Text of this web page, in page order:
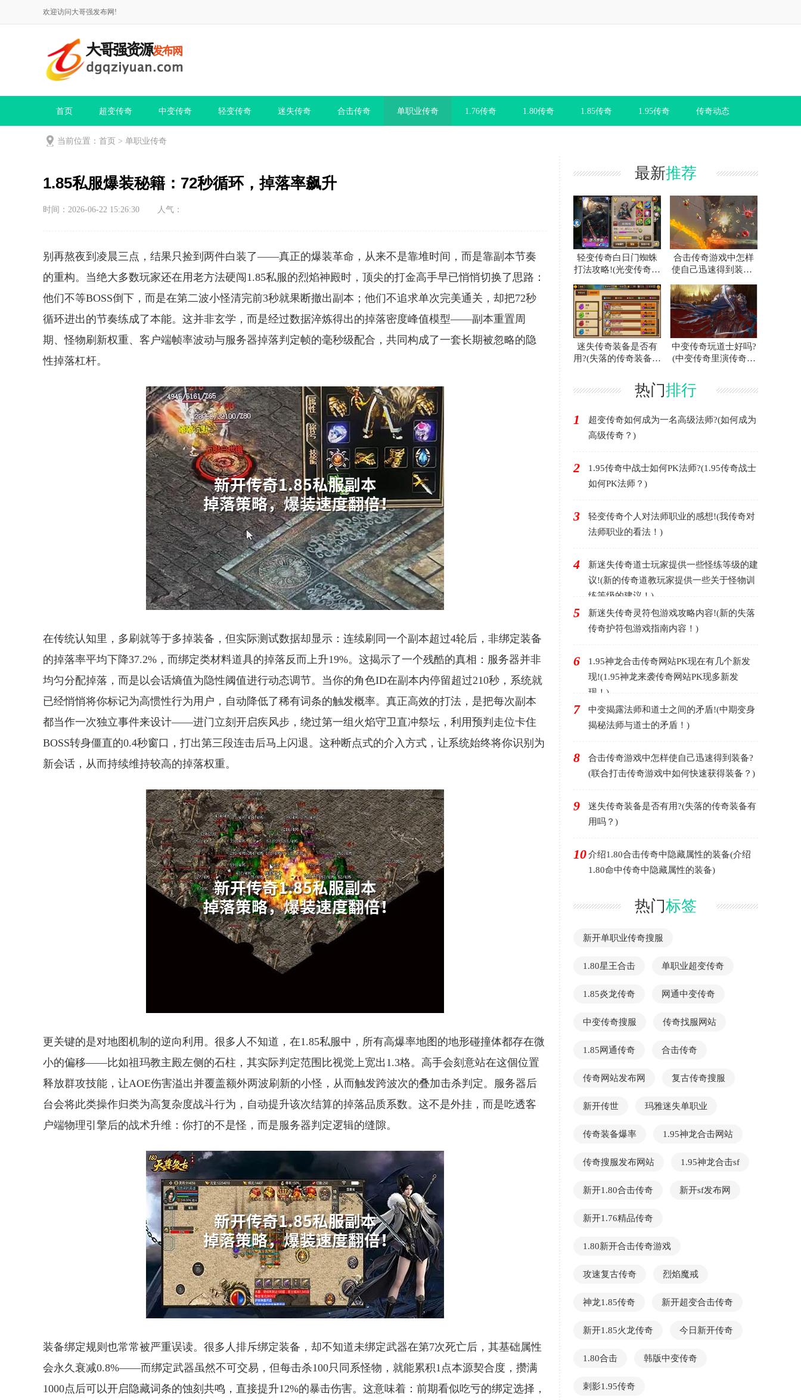
欢迎访问大哥强发布网!
首页 超变传奇 中变传奇 轻变传奇 迷失传奇 合击传奇 单职业传奇 1.76传奇 1.80传奇 1.85传奇 1.95传奇 传奇动态
当前位置： 首页 > 单职业传奇
1.85私服爆装秘籍：72秒循环，掉落率飙升
时间：2026-06-22 15:26:30 人气：
别再熬夜到凌晨三点，结果只捡到两件白装了——真正的爆装革命，从来不是靠堆时间，而是靠副本节奏
的重构。当绝大多数玩家还在用老方法硬闯1.85私服的烈焰神殿时，顶尖的打金高手早已悄悄切换了思路：
他们不等BOSS倒下，而是在第二波小怪清完前3秒就果断撤出副本；他们不追求单次完美通关，却把72秒
循环进出的节奏练成了本能。这并非玄学，而是经过数据淬炼得出的掉落密度峰值模型——副本重置周
期、怪物刷新权重、客户端帧率波动与服务器掉落判定帧的毫秒级配合，共同构成了一套长期被忽略的隐
性掉落杠杆。
在传统认知里，多刷就等于多掉装备，但实际测试数据却显示：连续刷同一个副本超过4轮后，非绑定装备
的掉落率平均下降37.2%，而绑定类材料道具的掉落反而上升19%。这揭示了一个残酷的真相：服务器并非
均匀分配掉落，而是以会话熵值为隐性阈值进行动态调节。当你的角色ID在副本内停留超过210秒，系统就
已经悄悄将你标记为高惯性行为用户，自动降低了稀有词条的触发概率。真正高效的打法，是把每次副本
都当作一次独立事件来设计——进门立刻开启疾风步，绕过第一组火焰守卫直冲祭坛，利用预判走位卡住
BOSS转身僵直的0.4秒窗口，打出第三段连击后马上闪退。这种断点式的介入方式，让系统始终将你识别为
新会话，从而持续维持较高的掉落权重。
更关键的是对地图机制的逆向利用。很多人不知道，在1.85私服中，所有高爆率地图的地形碰撞体都存在微
小的偏移——比如祖玛教主殿左侧的石柱，其实际判定范围比视觉上宽出1.3格。高手会刻意站在这個位置
释放群攻技能，让AOE伤害溢出并覆盖额外两波刷新的小怪，从而触发跨波次的叠加击杀判定。服务器后
台会将此类操作归类为高复杂度战斗行为，自动提升该次结算的掉落品质系数。这不是外挂，而是吃透客
户端物理引擎后的战术升维：你打的不是怪，而是服务器判定逻辑的缝隙。
装备绑定规则也常常被严重误读。很多人排斥绑定装备，却不知道未绑定武器在第7次死亡后，其基础属性
会永久衰减0.8%——而绑定武器虽然不可交易，但每击杀100只同系怪物，就能累积1点本源契合度，攒满
1000点后可以开启隐藏词条的蚀刻共鸣，直接提升12%的暴击伤害。这意味着：前期看似吃亏的绑定选择，
最新推荐
轻变传奇白日门蜘蛛
打法攻略!(光变传奇白
合击传奇游戏中怎样
使自己迅速得到装备?
如何快速获得装备？)
迷失传奇装备是否有
用?(失落的传奇装备有
中变传奇玩道士好吗?
(中变传奇里演传奇好
热门排行
1
超变传奇如何成为一名高级法师?(如何成为
高级传奇？)
2
1.95传奇中战士如何PK法师?(1.95传奇战士
如何PK法师？)
3
轻变传奇个人对法师职业的感想!(我传奇对
法师职业的看法！)
4
新迷失传奇道士玩家提供一些怪练等级的建
议!(新的传奇道教玩家提供一些关于怪物训
练等级的建议！)
5
新迷失传奇灵符包游戏攻略内容!(新的失落
传奇护符包游戏指南内容！)
6
1.95神龙合击传奇网站PK现在有几个新发
现!(1.95神龙来袭传奇网站PK现多新发
现！)
7
中变揭露法师和道士之间的矛盾!(中期变身
揭秘法师与道士的矛盾！)
8
合击传奇游戏中怎样使自己迅速得到装备?
(联合打击传奇游戏中如何快速获得装备？)
9
迷失传奇装备是否有用?(失落的传奇装备有
用吗？)
10介绍1.80合击传奇中隐藏属性的装备(介绍
1.80命中传奇中隐藏属性的装备)
热门标签
新开单职业传奇搜服
1.80星王合击 单职业超变传奇
1.85炎龙传奇 网通中变传奇
中变传奇搜服 传奇找服网站
1.85网通传奇 合击传奇
传奇网站发布网 复古传奇搜服
新开传世 玛雅迷失单职业
传奇装备爆率 1.95神龙合击网站
传奇搜服发布网站 1.95神龙合击sf
新开1.80合击传奇 新开sf发布网
新开1.76精品传奇
1.80新开合击传奇游戏
攻速复古传奇 烈焰魔戒
神龙1.85传奇 新开超变合击传奇
新开1.85火龙传奇 今日新开传奇
1.80合击 韩版中变传奇
刺影1.95传奇